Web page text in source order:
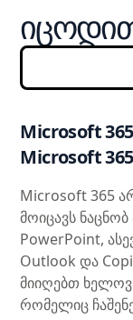
Microsoft
Microsoft
Microsoft 365
მოიცავს
PowerPoint,
Outlook და
მიიღებთ
რომელიც